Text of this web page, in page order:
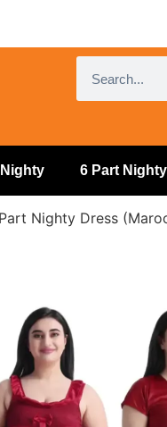
6 Part Nighty
Nighty Dress